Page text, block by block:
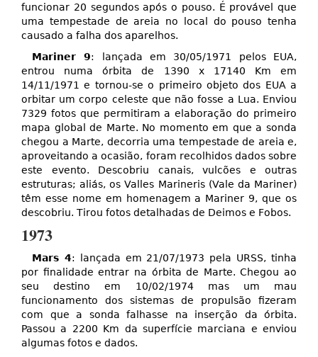
funcionar 20 segundos após o pouso. É provável que
uma tempestade de areia no local do pouso tenha
causado a falha dos aparelhos.
Mariner 9: lançada em 30/05/1971 pelos EUA,
entrou numa órbita de 1390 x 17140 Km em
14/11/1971 e tornou-se o primeiro objeto dos EUA a
orbitar um corpo celeste que não fosse a Lua. Enviou
7329 fotos que permitiram a elaboração do primeiro
mapa global de Marte. No momento em que a sonda
chegou a Marte, decorria uma tempestade de areia e,
aproveitando a ocasião, foram recolhidos dados sobre
este evento. Descobriu canais, vulcões e outras
estruturas; aliás, os Valles Marineris (Vale da Mariner)
têm esse nome em homenagem a Mariner 9, que os
descobriu. Tirou fotos detalhadas de Deimos e Fobos.
1973
Mars 4: lançada em 21/07/1973 pela URSS, tinha
por finalidade entrar na órbita de Marte. Chegou ao
seu destino em 10/02/1974 mas um mau
funcionamento dos sistemas de propulsão fizeram
com que a sonda falhasse na inserção da órbita.
Passou a 2200 Km da superfície marciana e enviou
algumas fotos e dados.